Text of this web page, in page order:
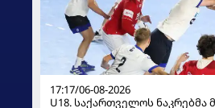
17:17/06-08-2026
U18. საქართველოს ნაკრებმა